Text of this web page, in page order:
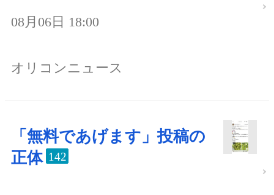
08月06日 18:00
オリコンニュース
「無料であげます」投稿の
正体 142